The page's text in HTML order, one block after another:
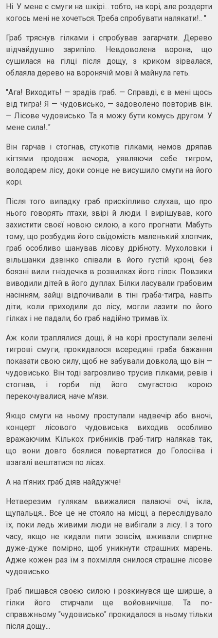
Ні. У мене є смуги на шкірі... тобто, на корі, але роздерти
когось мені не хочеться. Треба спробувати налякати!.. "
Граб тряснув гілками і спробував загарчати. Дерево
відчайдушно зарипіло. Невдоволена ворона, що
сушилася на гілці після дощу, з криком зірвалася,
облаяла дерево на воронячій мові й майнула геть.
"Ага! Виходить! — зрадів граб. — Справді, є в мені щось
від тигра! Я — чудовисько, — задоволено повторив він.
— Лісове чудовисько. Та я можу бути комусь другом. У
мене сила!.."
Він гарчав і стогнав, стукотів гілками, немов дряпав
кігтями продовж вечора, уявляючи себе тигром,
володарем лісу, доки сонце не висушило смуги на його
корі.
Після того випадку граб прискіпливо слухав, що про
нього говорять птахи, звірі й люди. І вирішував, кого
захистити своєї новою силою, а кого прогнати. Мабуть
тому, що розбудив його свідомість маленький хлопчик,
граб особливо шанував лісову дрібноту. Мухоловки і
вільшанки дзвінко співали в його густій ​​кроні, без
боязні вили гніздечка в розвилках його гілок. Повзики
виводили дітей в його дуплах. Білки ласували грабовим
насінням, зайці відпочивали в тіні граба-тигра, навіть
діти, коли приходили до лісу, могли лазити по його
гілках і не падали, бо граб надійно тримав їх.
Аж коли траплялися дощі, й на корі проступали зелені
тигрові смуги, прокидалося всередині граба бажання
показати свою силу, щоб не забували довкола, що він —
чудовисько. Він тоді загрозливо трусив гілками, ревів і
стогнав, і горби під його смугастою корою
перекочувалися, наче м'язи.
Якщо смуги на ньому проступали надвечір або вночі,
концерт лісового чудовиська виходив особливо
вражаючим. Кількох грибників граб-тигр налякав так,
що вони довго боялися повертатися до Голосіїва і
взагалі вештатися по лісах.
А на п'яних граб діяв найдужче!
Нетверезим гулякам ввижалися палаючі очі, ікла,
щупальця... Все це не стояло на місці, а переслідувало
їх, поки ледь живими люди не вибігали з лісу. І з того
часу, якщо не кидали пити зовсім, вживали спиртне
дуже-дуже помірно, щоб уникнути страшних марень.
Адже кожен раз їм з похмілля снилося страшне лісове
чудовисько.
Граб пишався своєю силою і розкинувся ще ширше, а
гілки його стирчали ще войовничіше. Та по-
справжньому "чудовисько" прокидалося в ньому тільки
після дощу...